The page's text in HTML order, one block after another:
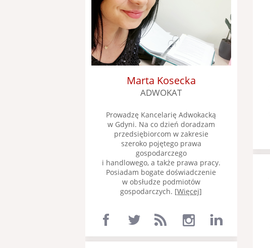
Marta Kosecka
ADWOKAT
Prowadzę Kancelarię Adwokacką
w Gdyni. Na co dzień doradzam
przedsiębiorcom w zakresie
szeroko pojętego prawa
gospodarczego
i handlowego, a także prawa pracy.
Posiadam bogate doświadczenie
w obsłudze podmiotów
gospodarczych. [Więcej]